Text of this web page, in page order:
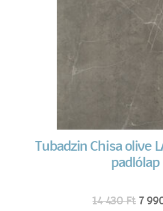
Tubadzin Chisa olive
padlólap
14 430Ft 7